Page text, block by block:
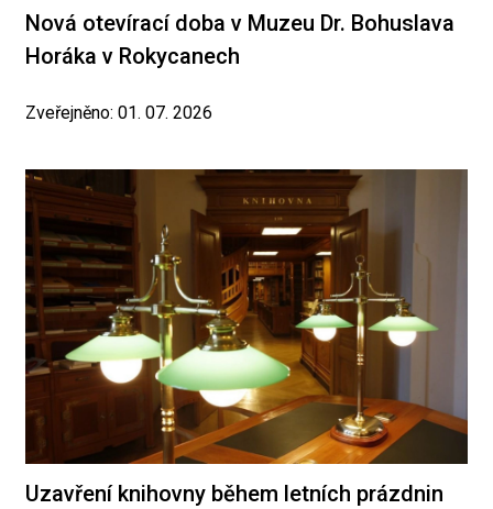
Nová otevírací doba v Muzeu Dr. Bohuslava
Horáka v Rokycanech
Zveřejněno: 01. 07. 2026
Uzavření knihovny během letních prázdnin